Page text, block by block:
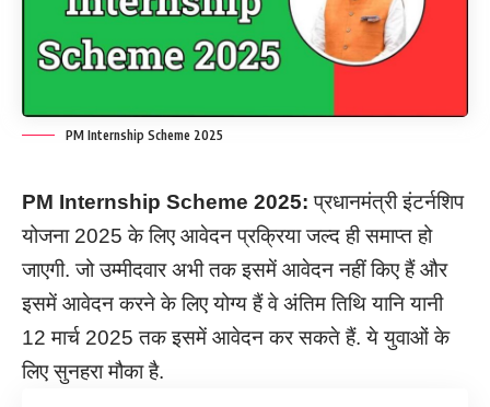
PM Internship Scheme 2025
PM Internship Scheme 2025: प्रधानमंत्री इंटर्नशिप
योजना 2025 के लिए आवेदन प्रक्रिया जल्द ही समाप्त हो
जाएगी. जो उम्मीदवार अभी तक इसमें आवेदन नहीं किए हैं और
इसमें आवेदन करने के लिए योग्य हैं वे अंतिम तिथि यानि यानी
12 मार्च 2025 तक इसमें आवेदन कर सकते हैं. ये युवाओं के
लिए सुनहरा मौका है.